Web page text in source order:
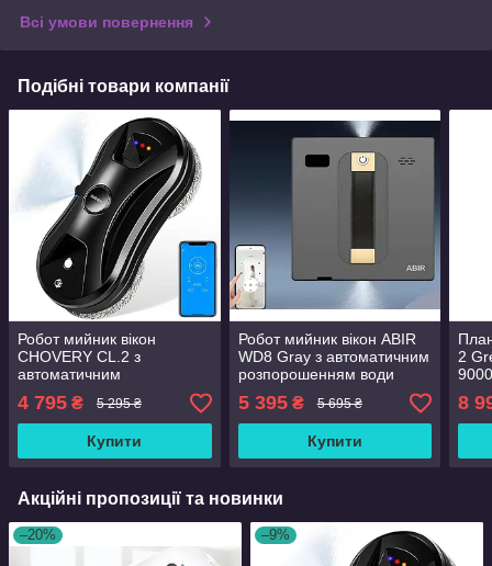
Всі умови повернення
Подібні товари компанії
Робот мийник вікон
CHOVERY CL.2 з
автоматичним
розпорошенням води
4 795 ₴ 5 295 ₴
Купити
Робот мийник вікон ABIR
WD8 Gray з автоматичним
розпорошенням води
5 395₴ 5 695 ₴
Купити
2
8
Акційні пропозиції та новинки
–20% –9%